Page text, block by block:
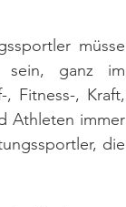
müsse
sein, ganz im
Fitness-, Kraft,
Athleten immer
die